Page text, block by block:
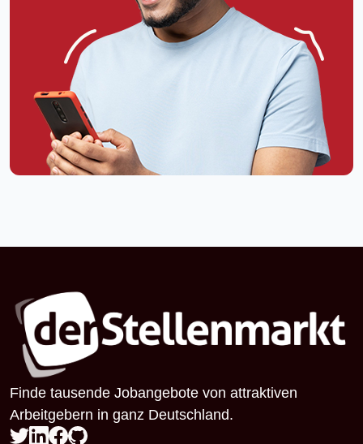
Finde tausende Jobangebote von attraktiven
Arbeitgebern in ganz Deutschland.